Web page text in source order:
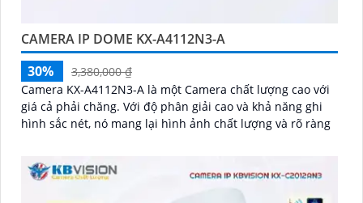
CAMERA IP DOME KX-A4112N3-A
30%
3,380,000 ₫
Camera KX-A4112N3-A là một Camera chất lượng cao với
giá cả phải chăng. Với độ phân giải cao và khả năng ghi
hình sắc nét, nó mang lại hình ảnh chất lượng và rõ ràng